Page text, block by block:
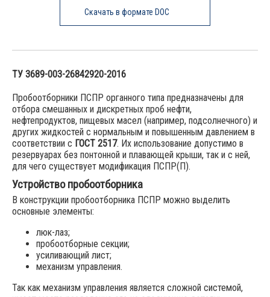
Скачать в формате DOC
ТУ 3689-003-26842920-2016
Пробоотборники ПСПР органного типа предназначены для
отбора смешанных и дискретных проб нефти,
нефтепродуктов, пищевых масел (например, подсолнечного) и
других жидкостей с нормальным и повышенным давлением в
соответствии с ГОСТ 2517. Их использование допустимо в
резервуарах без понтонной и плавающей крыши, так и с ней,
для чего существует модификация ПСПР(П).
Устройство пробоотборника
В конструкции пробоотборника ПСПР можно выделить
основные элементы:
люк-лаз;
пробоотборные секции;
усиливающий лист;
механизм управления.
Так как механизм управления является сложной системой,